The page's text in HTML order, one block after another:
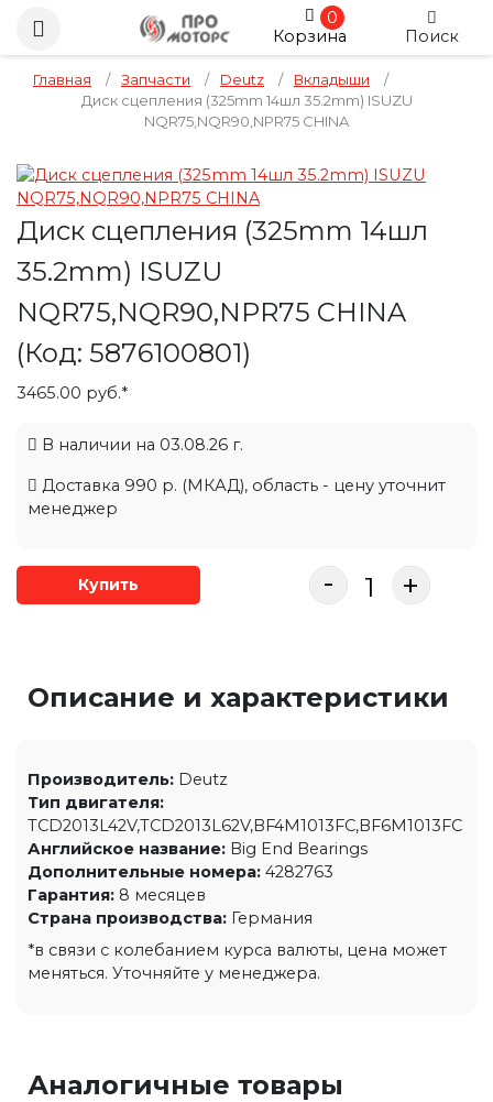
0
Корзина
Поиск
Главная / Запчасти / Deutz / Вкладыши
/
Диск сцепления (325mm 14шл 35.2mm) ISUZU
NQR75,NQR90,NPR75 CHINA
Диск сцепления (325mm 14шл
35.2mm) ISUZU
NQR75,NQR90,NPR75 CHINA
(Код: 5876100801)
3465.00 руб.*
В наличии на 03.08.26 г.
Доставка 990 р. (МКАД), область - цену уточнит
менеджер
Купить - +
Описание и характеристики
Производитель: Deutz
Тип двигателя:
TCD2013L42V,TCD2013L62V,BF4M1013FC,BF6M1013FC
Английское название: Big End Bearings
Дополнительные номера: 4282763
Гарантия: 8 месяцев
Страна производства: Германия
*в связи с колебанием курса валюты, цена может
меняться. Уточняйте у менеджера.
Аналогичные товары